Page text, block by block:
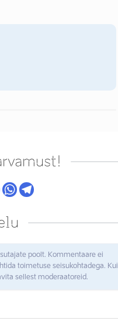
poolt. Kommentaare ei
toimetuse seisukohtadega. Kui
sellest moderaatoreid.